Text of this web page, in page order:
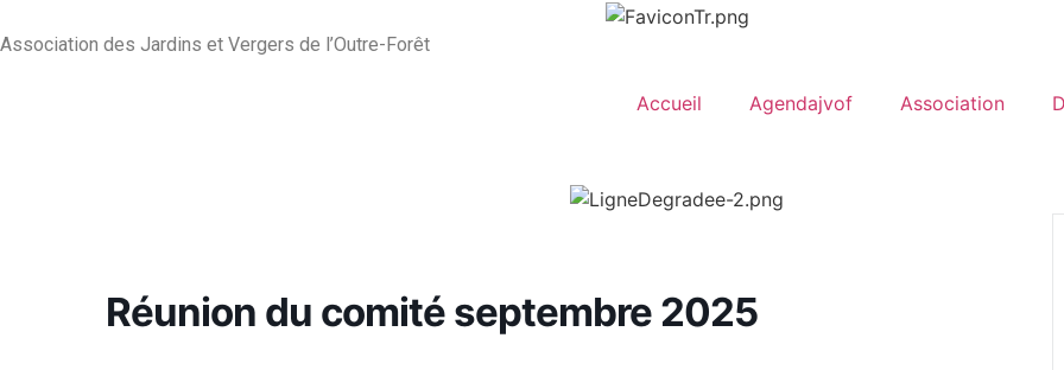
Association des Jardins et Vergers de l’Outre-Forêt
Accueil Agendajvof Association
Réunion du comité septembre 2025